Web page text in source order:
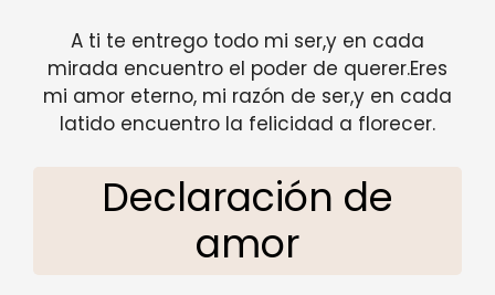
A ti te entrego todo mi ser,y en cada
mirada encuentro el poder de querer.Eres
mi amor eterno, mi razón de ser,y en cada
latido encuentro la felicidad a florecer.
Declaración de
amor